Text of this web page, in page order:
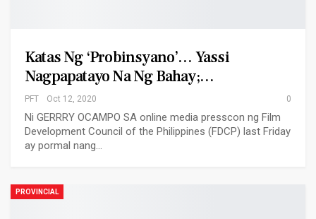
Katas Ng ‘Probinsyano’… Yassi
Nagpapatayo Na Ng Bahay;…
PFT Oct 12, 2020 0
Ni GERRRY OCAMPO SA online media presscon ng Film
Development Council of the Philippines (FDCP) last Friday
ay pormal nang…
PROVINCIAL